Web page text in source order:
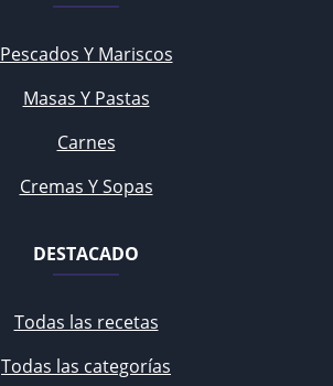
Pescados Y Mariscos
Masas Y Pastas
Carnes
Cremas Y Sopas
DESTACADO
Todas las recetas
Todas las categorías